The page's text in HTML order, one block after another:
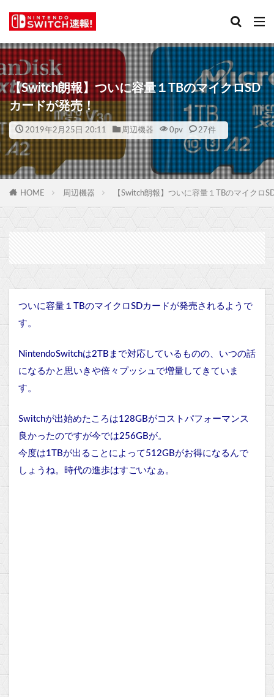
【Switch朗報】ついに容量１TBのマイクロSD
カードが発売！
2019年2月25日 20:11 周辺機器 0pv 27件
HOME 周辺機器 【Switch朗報】ついに容量１TBのマイクロ
ついに容量１TBのマイクロSDカードが発売されるようで
す。
NintendoSwitchは2TBまで対応しているものの、いつの話
になるかと思いきや倍々プッシュで増量してきていま
す。
Switchが出始めたころは128GBがコストパフォーマンス
良かったのですが今では256GBが。
今度は1TBが出ることによって512GBがお得になるんで
しょうね。時代の進歩はすごいなぁ。